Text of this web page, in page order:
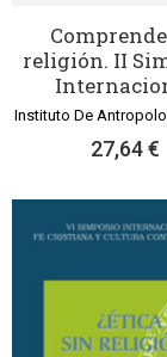
religión. II
Instituto De
27,64 €